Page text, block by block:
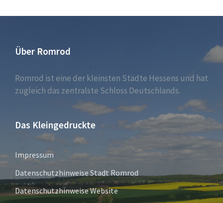
Über Romrod
Romrod ist eine der kleinsten Städte Hessens und hat
zugleich das zentralste Schloss Deutschlands.
Das Kleingedruckte
Impressum
Datenschutzhinweise Stadt Romrod
Datenschutzhinweise Website